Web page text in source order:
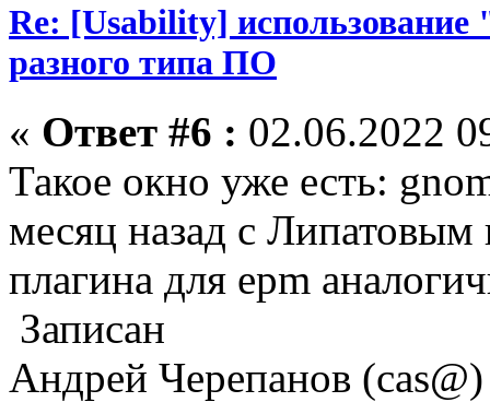
Re: [Usability] использование
разного типа ПО
« Ответ #6 : 02.06.2022
Такое окно уже есть:
месяц назад с Липатовым
плагина для epm
Записан
Андрей Черепанов (cas@)